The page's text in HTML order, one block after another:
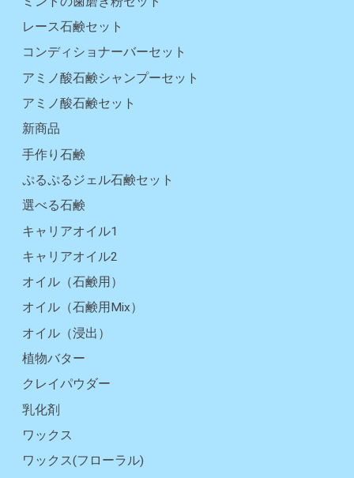
レース石鹸セット
コンディショナーバーセット
アミノ酸石鹸シャンプーセット
アミノ酸石鹸セット
新商品
手作り石鹸
ぷるぷるジェル石鹸セット
選べる石鹸
キャリアオイル1
キャリアオイル2
オイル（石鹸用）
オイル（石鹸用Mix）
オイル（浸出）
植物バター
クレイパウダー
乳化剤
ワックス
ワックス(フローラル)